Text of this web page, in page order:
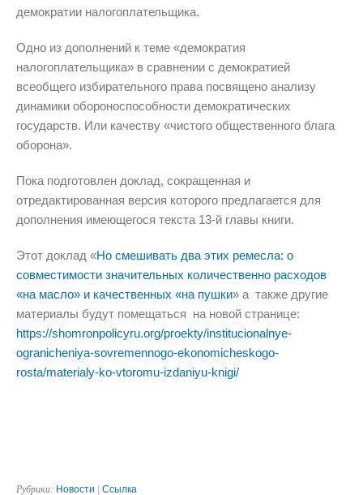
демократии налогоплательщика.
Одно из дополнений к теме «демократия
налогоплательщика» в сравнении с демократией
всеобщего избирательного права посвящено анализу
динамики обороноспособности демократических
государств. Или качеству «чистого общественного блага
оборона».
Пока подготовлен доклад, сокращенная и
отредактированная версия которого предлагается для
дополнения имеющегося текста 13-й главы книги.
Этот доклад «Но смешивать два этих ремесла: о
совместимости значительных количественно расходов
«на масло» и качественных «на пушки» а также другие
материалы будут помещаться на новой странице:
https://shomronpolicyru.org/proekty/institucionalnye-
ogranicheniya-sovremennogo-ekonomicheskogo-
rosta/materialy-ko-vtoromu-izdaniyu-knigi/
Рубрики: Новости | Ссылка